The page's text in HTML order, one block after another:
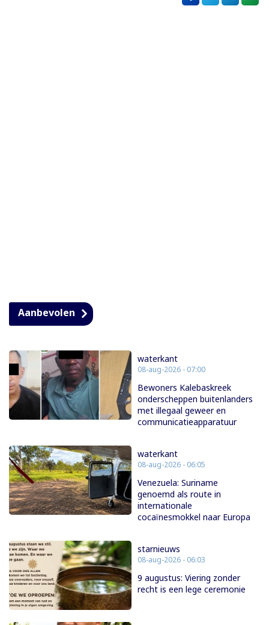
Aanbevolen
waterkant
08-aug-2026 - 07:00
Bewoners Kalebaskreek
onderscheppen buitenlanders
met illegaal geweer en
communicatieapparatuur
waterkant
08-aug-2026 - 06:05
Venezuela: Suriname
genoemd als route in
internationale
cocaïnesmokkel naar Europa
starnieuws
08-aug-2026 - 06:03
9 augustus: Viering zonder
recht is een lege ceremonie